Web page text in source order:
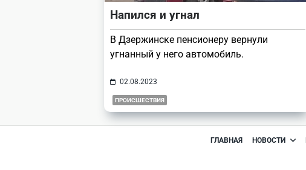
Напился и угнал
В Дзержинске пенсионеру вернули
угнанный у него автомобиль.
02.08.2023
ПРОИСШЕСТВИЯ
ГЛАВНАЯ НОВОСТИ